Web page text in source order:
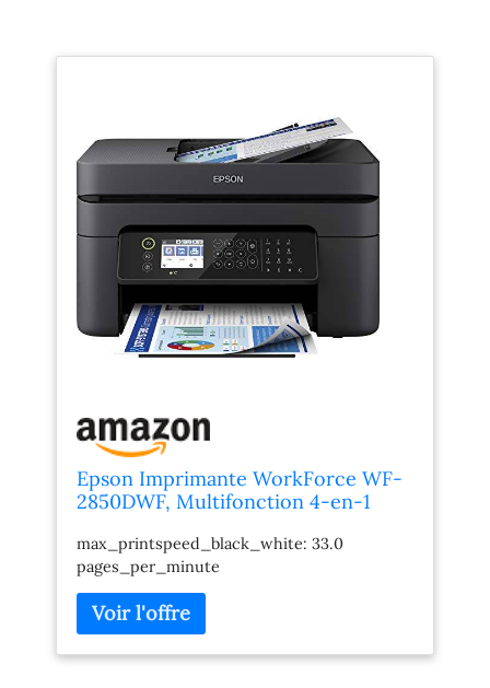
Epson Imprimante WorkForce WF-
2850DWF, Multifonction 4-en-1
verso / Scanner / Copieur / Fax,
A4, Jet d'encre couleur, Wifi Direct,
Chargeur, Cartouches séparées
max_printspeed_black_white: 33.0
pages_per_minute